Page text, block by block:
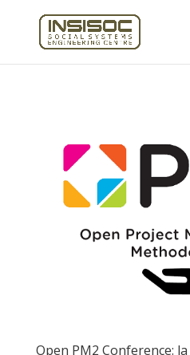
Open PM2 Conference: